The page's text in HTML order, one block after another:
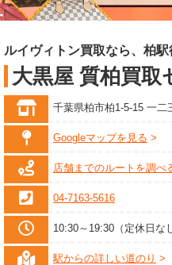
ルイヴィトン買取なら、柏駅
大黒屋 質柏買取
千葉県柏市柏1-5-15 一二
Googleマップを見る
店舗までのルートを調べ
04-7163-5616
10:30～19:30（定休日な
駅からの詳しい道のり